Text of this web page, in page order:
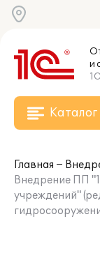
и
Каталог
Главная
Внедрение ПП
учреждений"